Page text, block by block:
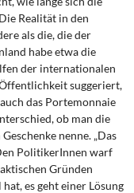
Realität in den
als die, die der
habe etwa die
der internationalen
suggeriert,
das Portemonnaie
ob man die
nenne. „Das
PolitikerInnen warf
Gründen
es geht einer Lösung